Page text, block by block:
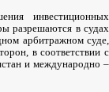
инвестиционных
разрешаются в судах
арбитражном суде,
, в соответствии с
и международно –